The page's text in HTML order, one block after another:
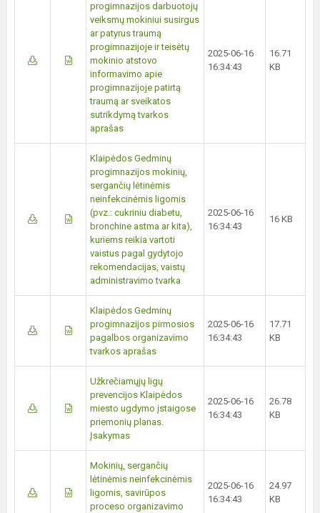
progimnazijos darbuotojų
veiksmų mokiniui susirgus
ar patyrus traumą
progimnazijoje ir teisėtų
mokinio atstovo
informavimo apie
progimnazijoje patirtą
traumą ar sveikatos
sutrikdymą tvarkos
aprašas
2025-06-16
16:34:43
16.71
KB
Klaipėdos Gedminų
progimnazijos mokinių,
sergančių lėtinėmis
neinfekcinėmis ligomis
(pvz.: cukriniu diabetu,
bronchine astma ar kita),
kuriems reikia vartoti
vaistus pagal gydytojo
rekomendacijas, vaistų
administravimo tvarka
2025-06-16
16:34:43
16 KB
Klaipėdos Gedminų
progimnazijos pirmosios
pagalbos organizavimo
tvarkos aprašas
2025-06-16
16:34:43
17.71
KB
Užkrečiamųjų ligų
prevencijos Klaipėdos
miesto ugdymo įstaigose
priemonių planas.
Įsakymas
2025-06-16
16:34:43
26.78
KB
Mokinių, sergančių
lėtinėmis neinfekcinėmis
ligomis, savirūpos
proceso organizavimo
2025-06-16
16:34:43
24.97
KB